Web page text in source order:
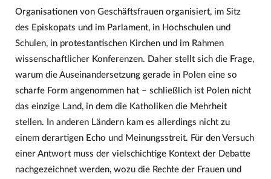
Organisationen von Geschäftsfrauen organisiert, im Sitz
des Episkopats und im Parlament, in Hochschulen und
Schulen, in protestantischen Kirchen und im Rahmen
wissenschaftlicher Konferenzen. Daher stellt sich die Frage,
warum die Auseinandersetzung gerade in Polen eine so
scharfe Form angenommen hat – schließlich ist Polen nicht
das einzige Land, in dem die Katholiken die Mehrheit
stellen. In anderen Ländern kam es allerdings nicht zu
einem derartigen Echo und Meinungsstreit. Für den Versuch
einer Antwort muss der vielschichtige Kontext der Debatte
nachgezeichnet werden, wozu die Rechte der Frauen und